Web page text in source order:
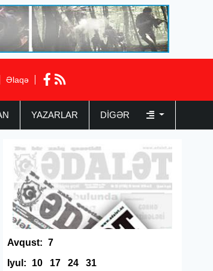
Əlaqə
YAZARLAR DIGƏR
Avqust: 7
Iyul:
10 17 24 31